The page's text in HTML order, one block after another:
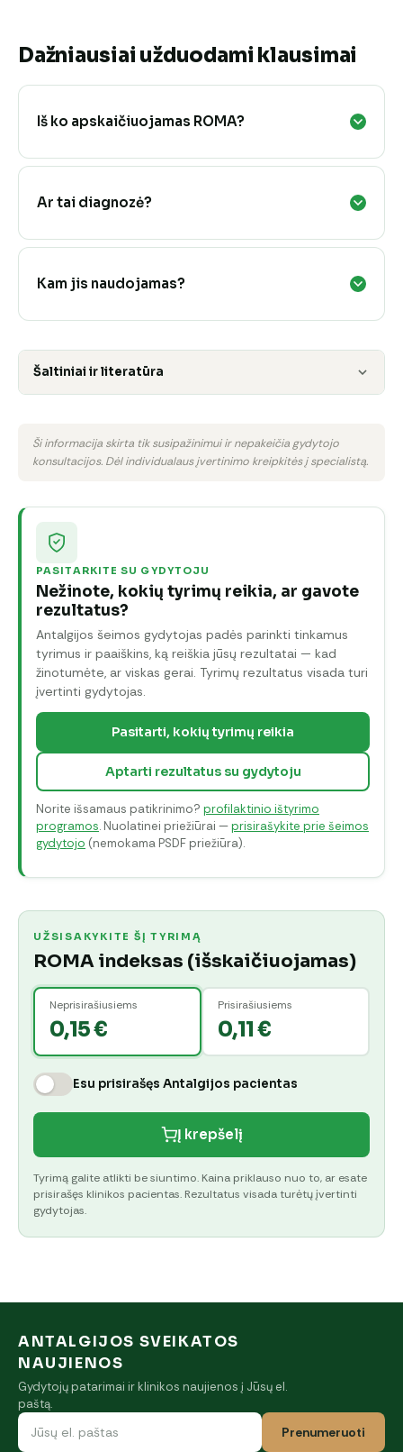
Dažniausiai užduodami klausimai
Iš ko apskaičiuojamas ROMA?
Ar tai diagnozė?
Kam jis naudojamas?
Šaltiniai ir literatūra
Ši informacija skirta tik susipažinimui ir nepakeičia gydytojo
konsultacijos. Dėl individualaus įvertinimo kreipkitės į specialistą.
PASITARKITE SU GYDYTOJU
Nežinote, kokių tyrimų reikia, ar gavote
rezultatus?
Antalgijos šeimos gydytojas padės parinkti tinkamus
tyrimus ir paaiškins, ką reiškia jūsų rezultatai — kad
žinotumėte, ar viskas gerai. Tyrimų rezultatus visada turi
įvertinti gydytojas.
Pasitarti, kokių tyrimų reikia
Aptarti rezultatus su gydytoju
Norite išsamaus patikrinimo? profilaktinio ištyrimo
programos. Nuolatinei priežiūrai —prisirašykite prie šeimos
gydytojo (nemokama PSDF priežiūra).
UŽSISAKYKITE ŠĮ TYRIMĄ
ROMA indeksas (išskaičiuojamas)
Neprisirašiusiems
0,15 €
Prisirašiusiems
0,11 €
Esu prisirašęs Antalgijos pacientas
Į krepšelį
Tyrimą galite atlikti be siuntimo. Kaina priklauso nuo to, ar esate
prisirašęs klinikos pacientas. Rezultatus visada turėtų įvertinti
gydytojas.
ANTALGIJOS SVEIKATOS
NAUJIENOS
Gydytojų patarimai ir klinikos naujienos į Jūsų el.
paštą.
Prenumeruoti